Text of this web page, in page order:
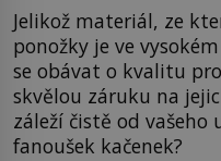
Jelikož materiál, ze
ponožky je ve
se obávat o kvalitu
skvělou záruku na
záleží čistě od
fanoušek kačenek?